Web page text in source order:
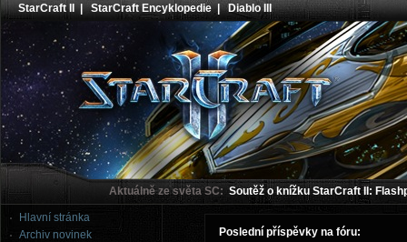
StarCraft II |StarCraft Encyklopedie|Diablo III
Aktuálně ze světa SC: Soutěž o knížku StarCraft II:
Hlavní stránka
Archiv novinek
Poslední příspěvky na fóru: